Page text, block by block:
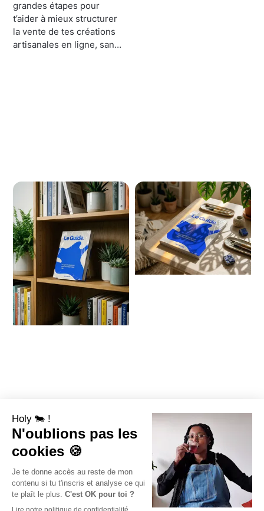
grandes étapes pour
t’aider à mieux structurer
la vente de tes créations
artisanales en ligne, sans
Étape 2 • tes
objectifs
Étape 3 • ton client